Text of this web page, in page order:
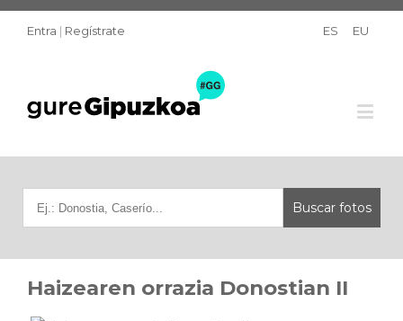
Entra | Regístrate ES EU
Haizearen orrazia Donostian II